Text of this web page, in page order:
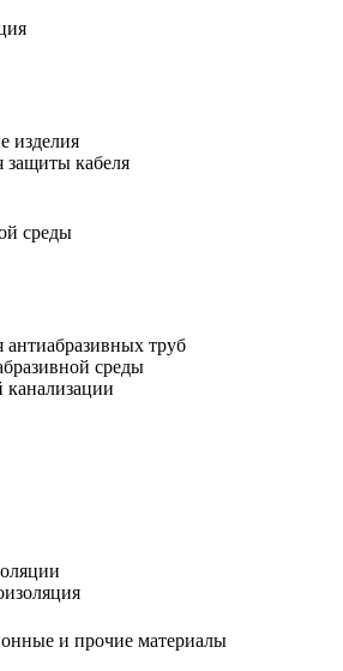
изделия
кабеля
среды
труб
среды
и прочие материалы